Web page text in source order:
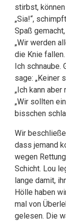
stirbst,
„Sia!“,
Spaß
„Wir werden
die Knie fallen.
Ich schnaube.
sage: „Keiner
„Ich kann aber
„Wir sollten
bisschen
Wir
dass jemand
wegen
Schicht. Lou
lange damit,
Hölle haben
mal von
gelesen. Die